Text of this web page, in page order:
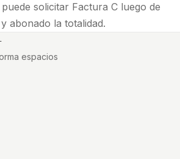
solicitar Factura C luego de
abonado la totalidad.
espacios